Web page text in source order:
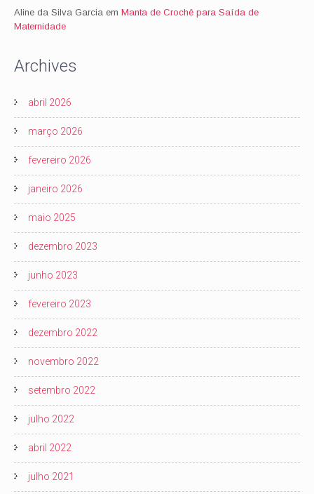
Aline da Silva Garcia em Manta de Crochê para Saída de
Maternidade
Archives
abril 2026
março 2026
fevereiro 2026
janeiro 2026
maio 2025
dezembro 2023
junho 2023
fevereiro 2023
dezembro 2022
novembro 2022
setembro 2022
julho 2022
abril 2022
julho 2021